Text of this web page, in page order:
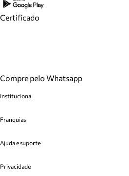
Certificado
Compre pelo Whatsapp
Institucional
Cashback
Venda Corporativa
Mapa do Site
Franquias
Plano de Negócio
Ajuda e suporte
Cadastro
Privacidade